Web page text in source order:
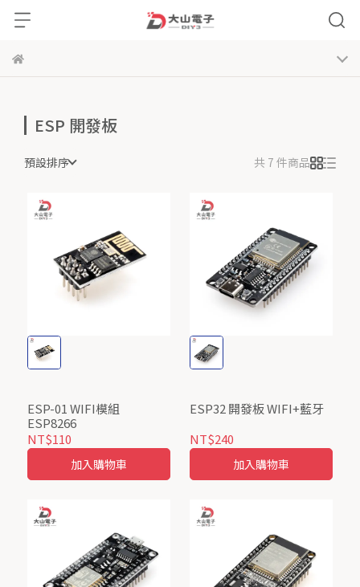
ESP 開發板
預設排序 共 7 件商品
ESP-01 WIFI模組
ESP8266
NT$110
加入購物車
ESP32 開發板 WIFI+藍牙
NT$240
加入購物車